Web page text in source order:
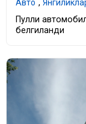
Авто ,
Пулли
белгиланди